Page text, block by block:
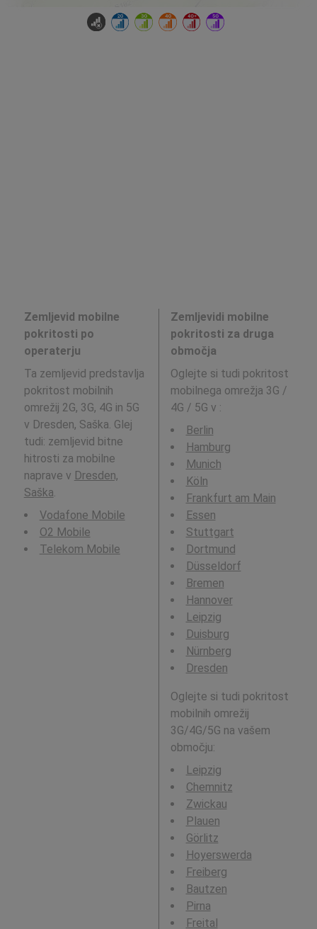
Zemljevid mobilne
pokritosti po
operaterju
Ta zemljevid predstavlja
pokritost mobilnih
omrežij 2G, 3G, 4G in 5G
v Dresden, Saška. Glej
tudi: zemljevid bitne
hitrosti za mobilne
naprave v Dresden,
Saška
Vodafone Mobile
O2 Mobile
Telekom Mobile
Zemljevidi mobilne
pokritosti za druga
območja
Oglejte si tudi pokritost
mobilnega omrežja 3G /
4G / 5G v :
Berlin
Hamburg
Munich
Köln
Frankfurt am Main
Essen
Stuttgart
Dortmund
Düsseldorf
Bremen
Hannover
Leipzig
Duisburg
Nürnberg
Dresden
Oglejte si tudi pokritost
mobilnih omrežij
3G/4G/5G na vašem
območju:
Leipzig
Chemnitz
Zwickau
Plauen
Görlitz
Hoyerswerda
Freiberg
Bautzen
Pirna
Freital